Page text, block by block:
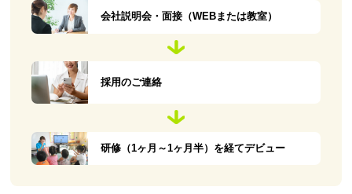
会社説明会・面接（WEBまたは教室）
採用のご連絡
研修（1ヶ月～1ヶ月半）を経てデビュー